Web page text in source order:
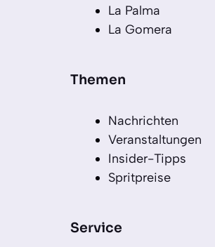
La Palma
La Gomera
Themen
Nachrichten
Veranstaltungen
Insider-Tipps
Spritpreise
Service